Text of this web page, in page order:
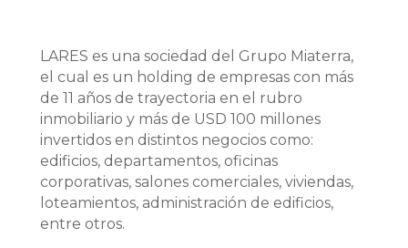
LARES es una sociedad del Grupo Miaterra,
el cual es un holding de empresas con más
de 11 años de trayectoria en el rubro
inmobiliario y más de USD 100 millones
invertidos en distintos negocios como:
edificios, departamentos, oficinas
corporativas, salones comerciales, viviendas,
loteamientos, administración de edificios,
entre otros.